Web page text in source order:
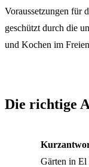
Voraussetzungen
geschützt durch die
und Kochen im
Die richtige
Gärten in El